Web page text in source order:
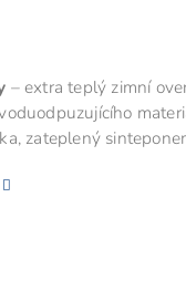
– extra teplý zimní
zateplený